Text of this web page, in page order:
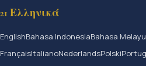
21 Ελληνικά
EnglishBahasa IndonesiaBahasa Melayu
FrançaisItalianoNederlandsPolski